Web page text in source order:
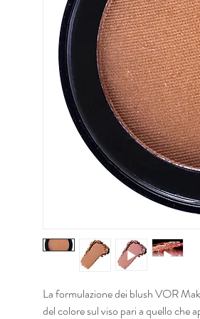
La formulazione dei blush VOR
del colore sul viso pari a quello che